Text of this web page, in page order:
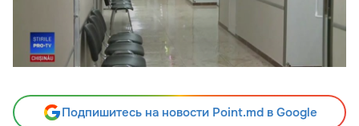
Подпишитесь на новости Point.md в Google